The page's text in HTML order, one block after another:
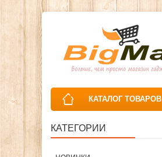
КАТАЛОГ ТОВАРОВ
КАТЕГОРИИ